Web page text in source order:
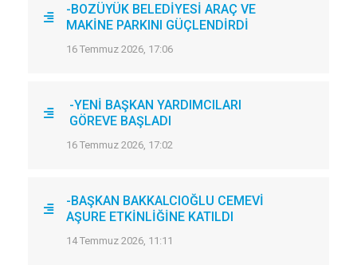
-BOZÜYÜK BELEDİYESİ ARAÇ VE
MAKİNE PARKINI GÜÇLENDİRDİ
16 Temmuz 2026, 17:06
-YENİ BAŞKAN YARDIMCILARI
GÖREVE BAŞLADI
16 Temmuz 2026, 17:02
-BAŞKAN BAKKALCIOĞLU CEMEVİ
AŞURE ETKİNLİĞİNE KATILDI
14 Temmuz 2026, 11:11